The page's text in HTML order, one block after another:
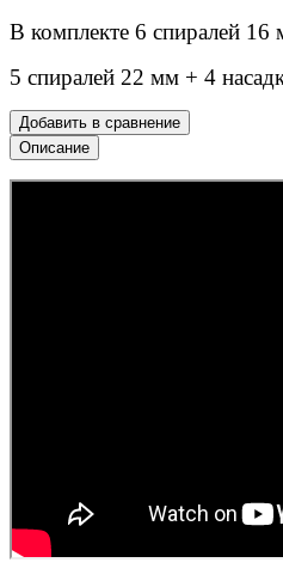
В комплекте 6 спиралей 16
5 спиралей 22 мм + 4
Добавить в сравнение
Описание